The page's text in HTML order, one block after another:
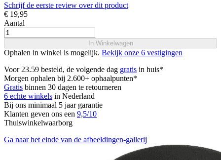
Schrijf de eerste review over dit product
€ 19,95
Aantal
In Winkelwagen
Ophalen in winkel is mogelijk. Bekijk onze 6 vestigingen
Voor 23.59 besteld, de volgende dag gratis in huis*
Morgen ophalen bij 2.600+ ophaalpunten*
Gratis binnen 30 dagen te retourneren
6 echte winkels in Nederland
Bij ons minimaal 5 jaar garantie
Klanten geven ons een 9,5/10
Thuiswinkelwaarborg
Ga naar het einde van de afbeeldingen-gallerij